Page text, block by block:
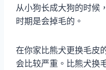
从小狗长成大狗的时候
时期是会掉毛的。
在你家比熊犬更换毛皮
会比较严重。比熊犬换